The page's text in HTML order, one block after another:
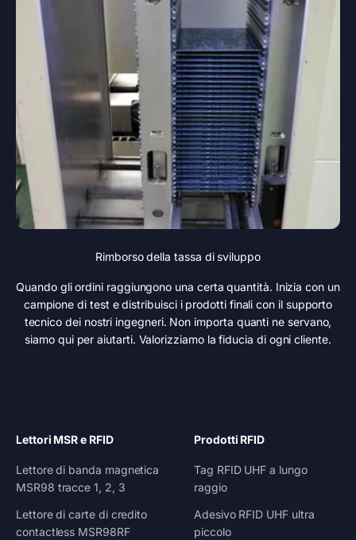
Rimborso della tassa di sviluppo
Quando gli ordini raggiungono una certa quantità. Inizia con un
campione di test e distribuisci i prodotti finali con il supporto
tecnico dei nostri ingegneri. Non importa quanti ne servano,
siamo qui per aiutarti. Valorizziamo la fiducia di ogni cliente.
Lettori MSR e RFID
Lettore di banda magnetica
MSR98 tracce 1, 2, 3
Lettore di carte di credito
contactless MSR98RF
Prodotti RFID
Tag RFID UHF a lungo
raggio
Adesivo RFID UHF ultra
piccolo